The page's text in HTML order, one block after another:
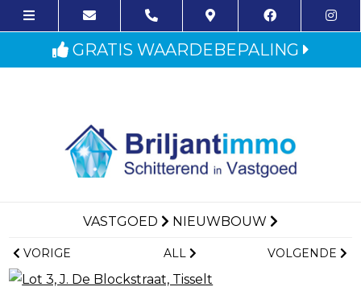
GRATIS WAARDEBEPALING
VASTGOED NIEUWBOUW
VORIGE ALL VOLGENDE